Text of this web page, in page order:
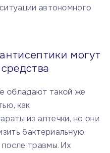
автономного
могут
обладают такой же
как
из аптечки, но они
бактериальную
травмы. Их